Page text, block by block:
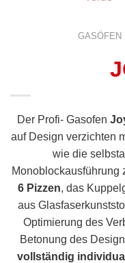
GASÖFEN
Der Profi- Gasofen
auf Design verzichten
wie die
Monoblockausführung
6 Pizzen, das
aus
Optimierung des
Betonung des
vollständig